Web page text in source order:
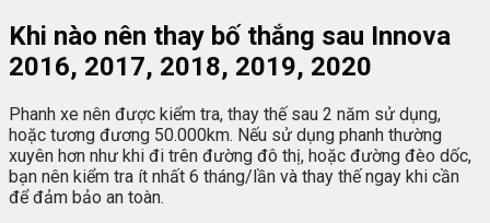
Khi nào nên thay bố thắng sau Innova
2016, 2017, 2018, 2019, 2020
Phanh xe nên được kiểm tra, thay thế sau 2 năm sử dụng,
hoặc tương đương 50.000km. Nếu sử dụng phanh thường
xuyên hơn như khi đi trên đường đô thị, hoặc đường đèo dốc,
bạn nên kiểm tra ít nhất 6 tháng/lần và thay thế ngay khi cần
để đảm bảo an toàn.